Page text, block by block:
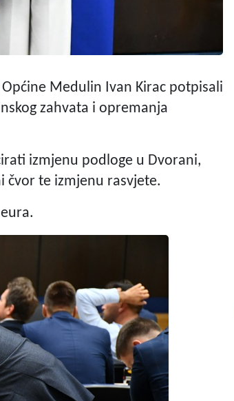
Medulin Ivan Kirac potpisali
zahvata i opremanja
izmjenu podloge u Dvorani,
čvor te izmjenu rasvjete.